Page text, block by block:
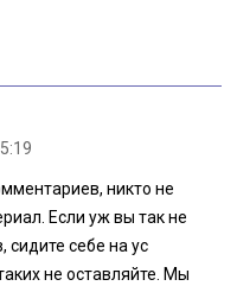
никто не
Если уж вы так не
сидите себе на ус
не оставляйте. Мы